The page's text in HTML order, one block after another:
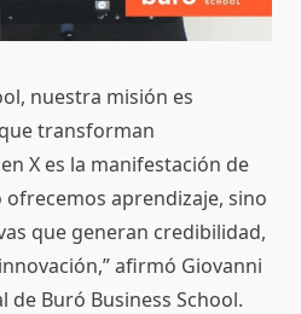
nuestra misión es
transforman
X es la manifestación de
aprendizaje, sino
que generan credibilidad,
afirmó Giovanni
Buró Business School.